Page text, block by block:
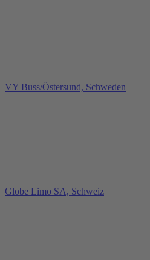
VY Buss/Östersund, Schweden
Globe Limo SA, Schweiz